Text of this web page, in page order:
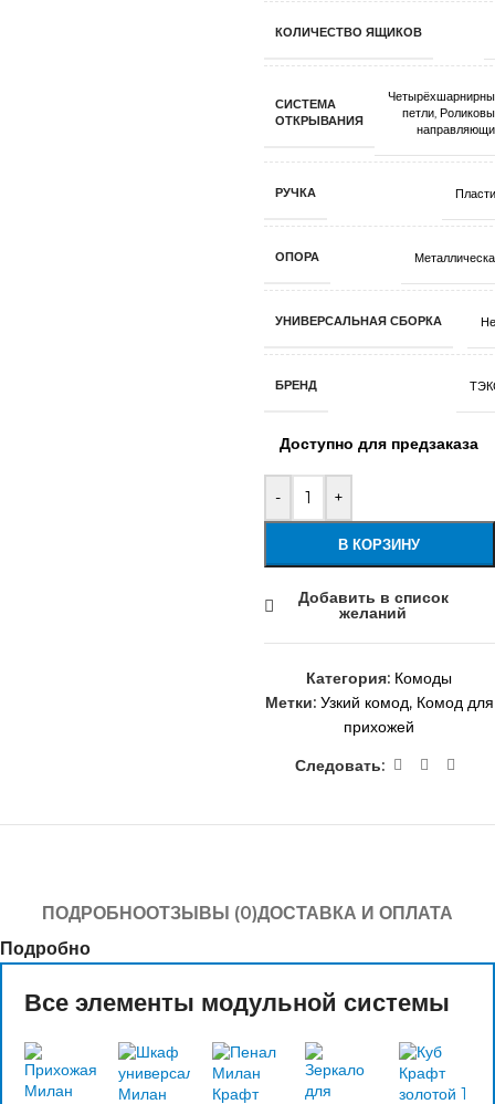
КОЛИЧЕСТВО ЯЩИКОВ
СИСТЕМА
ОТКРЫВАНИЯ
петли,
РУЧКА
ОПОРА
УНИВЕРСАЛЬНАЯ СБОРКА
БРЕНД
Доступно для предзаказа
- +
В КОРЗИНУ
Добавить в список
желаний
Категория: Комоды
Метки: Узкий комод, Комод для
прихожей
Следовать:
ПОДРОБНООТЗЫВЫ (0)ДОСТАВКА И ОПЛАТА
Подробно
Все элементы модульной системы